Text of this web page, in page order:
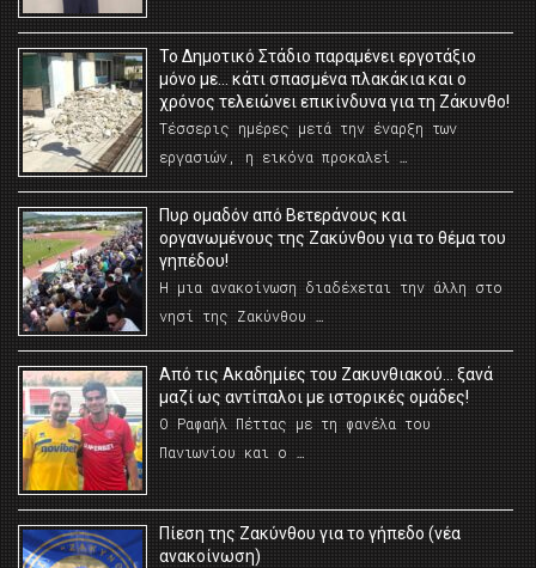
Το Δημοτικό Στάδιο παραμένει εργοτάξιο
μόνο με… κάτι σπασμένα πλακάκια και ο
χρόνος τελειώνει επικίνδυνα για τη Ζάκυνθο!
Τέσσερις ημέρες μετά την έναρξη των
εργασιών, η εικόνα προκαλεί …
Πυρ ομαδόν από Βετεράνους και
οργανωμένους της Ζακύνθου για το θέμα του
γηπέδου!
Η μια ανακοίνωση διαδέχεται την άλλη στο
νησί της Ζακύνθου …
Από τις Ακαδημίες του Ζακυνθιακού… ξανά
μαζί ως αντίπαλοι με ιστορικές ομάδες!
Ο Ραφαήλ Πέττας με τη φανέλα του
Πανιωνίου και ο …
Πίεση της Ζακύνθου για το γήπεδο (νέα
ανακοίνωση)